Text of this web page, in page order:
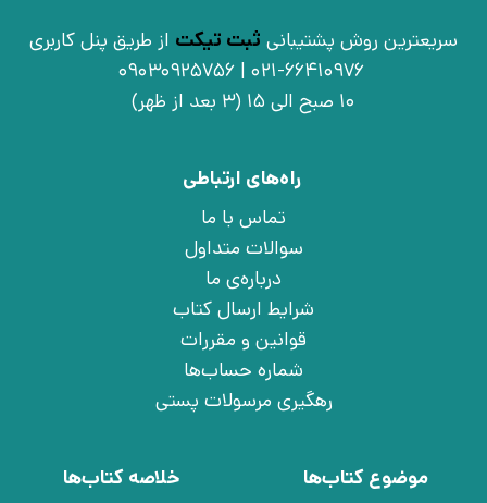
سریعترین روش پشتیبانی ثبت تیکت از طریق پنل کاربری
021-66410976 | 09030925756
10 صبح الی 15 (3 بعد از ظهر)
راه‌های ارتباطی
تماس با ما
سوالات متداول
درباره‌ی ما
شرایط ارسال کتاب
قوانین و مقررات
شماره حساب‌ها
رهگیری مرسولات پستی
موضوع کتاب‌ها
خلاصه کتاب‌ها